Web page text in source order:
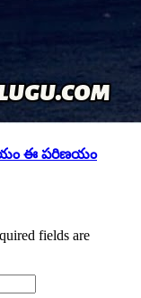
ఈ పరిణయం
fields are